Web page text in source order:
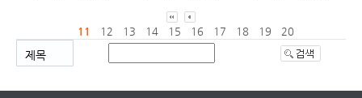
11 12 13 14 15 16 17 18 19 20